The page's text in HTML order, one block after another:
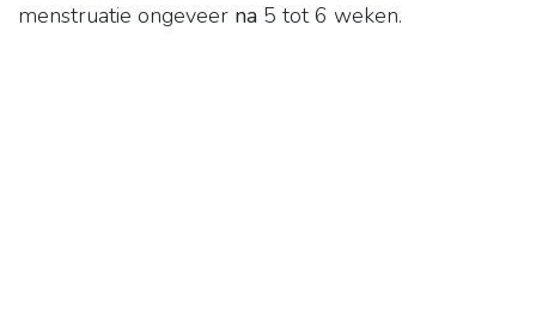
menstruatie ongeveer na 5 tot 6 weken.